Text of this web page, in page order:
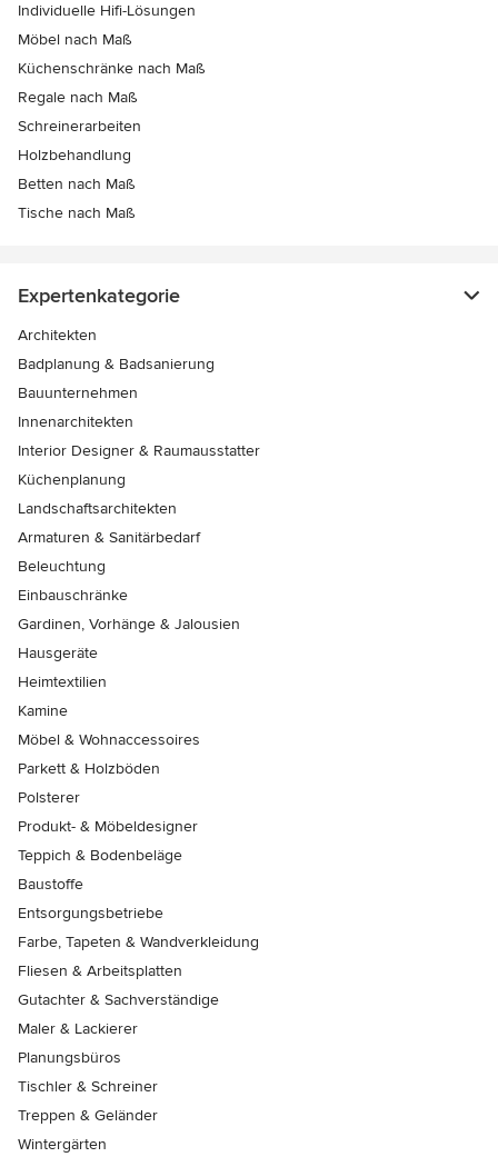
Individuelle Hifi-Lösungen
Möbel nach Maß
Küchenschränke nach Maß
Regale nach Maß
Schreinerarbeiten
Holzbehandlung
Betten nach Maß
Tische nach Maß
Expertenkategorie
Architekten
Badplanung & Badsanierung
Bauunternehmen
Innenarchitekten
Interior Designer & Raumausstatter
Küchenplanung
Landschaftsarchitekten
Armaturen & Sanitärbedarf
Beleuchtung
Einbauschränke
Gardinen, Vorhänge & Jalousien
Hausgeräte
Heimtextilien
Kamine
Möbel & Wohnaccessoires
Parkett & Holzböden
Polsterer
Produkt- & Möbeldesigner
Teppich & Bodenbeläge
Baustoffe
Entsorgungsbetriebe
Farbe, Tapeten & Wandverkleidung
Fliesen & Arbeitsplatten
Gutachter & Sachverständige
Maler & Lackierer
Planungsbüros
Tischler & Schreiner
Treppen & Geländer
Wintergärten